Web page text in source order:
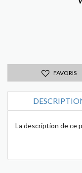
FAVORIS
La description de ce